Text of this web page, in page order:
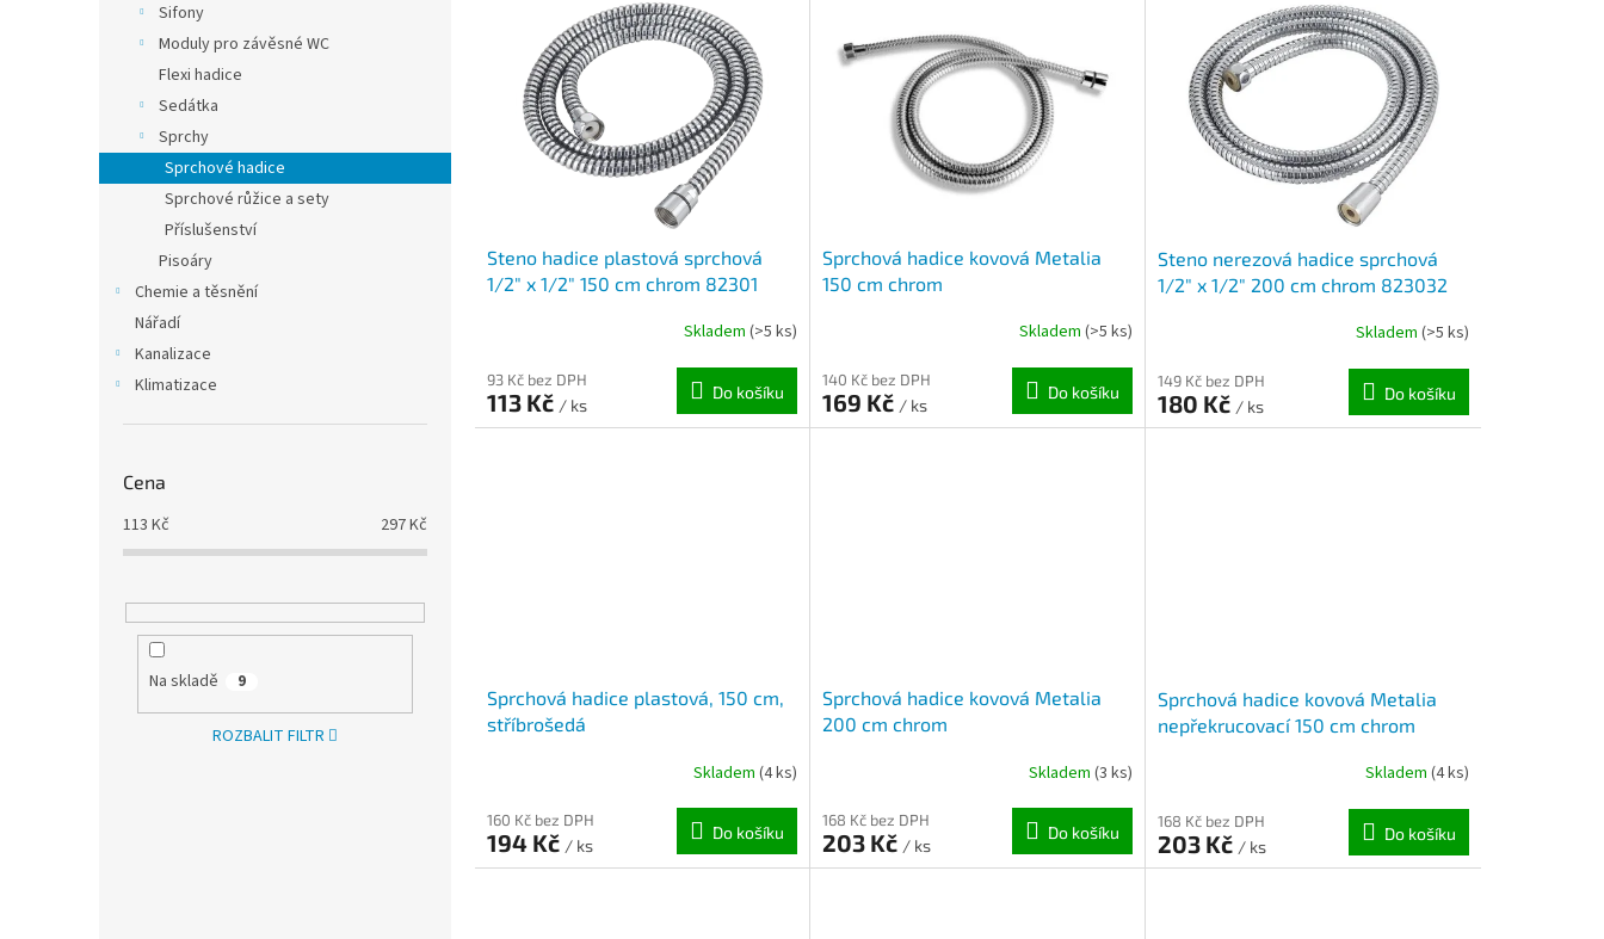
Sifony
Moduly pro závěsné WC
Flexi hadice
Sedátka
Sprchy
Sprchové hadice
Sprchové růžice a sety
Příslušenství
Pisoáry
Chemie a těsnění
Nářadí
Kanalizace
Klimatizace
Cena
113 Kč 297Kč
Na skladě 9
ROZBALIT FILTR
Steno hadice plastová sprchová
1/2" x 1/2" 150 cm chrom 82301
Skladem (>5 ks)
93 Kč bez DPH
113 Kč / ks
Do košíku
Sprchová hadice kovová Metalia
150 cm chrom
Skladem (>5 ks)
140 Kč bez DPH
169 Kč / ks
Do košíku
Steno nerezová hadice sprchová
1/2" x 1/2" 200 cm chrom 823032
Skladem (>5 ks)
149 Kč bez DPH
180 Kč / ks
Do košíku
Sprchová hadice plastová, 150 cm,
stříbrošedá
Skladem (4 ks)
160 Kč bez DPH
194 Kč / ks
Do košíku
Sprchová hadice kovová Metalia
200 cm chrom
Skladem (3 ks)
168 Kč bez DPH
203 Kč / ks
Do košíku
Sprchová hadice kovová Metalia
nepřekrucovací 150 cm chrom
Skladem (4 ks)
168 Kč bez DPH
203 Kč / ks
Do košíku